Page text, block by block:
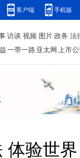
客户端 手机版
访谈 视频 图片 政务 法
一带一路 亚太网 上市公
体验世界